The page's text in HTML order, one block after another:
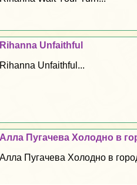
Rihanna Unfaithful
Rihanna Unfaithful...
Алла Пугачева Холодно в
Алла Пугачева Холодно в